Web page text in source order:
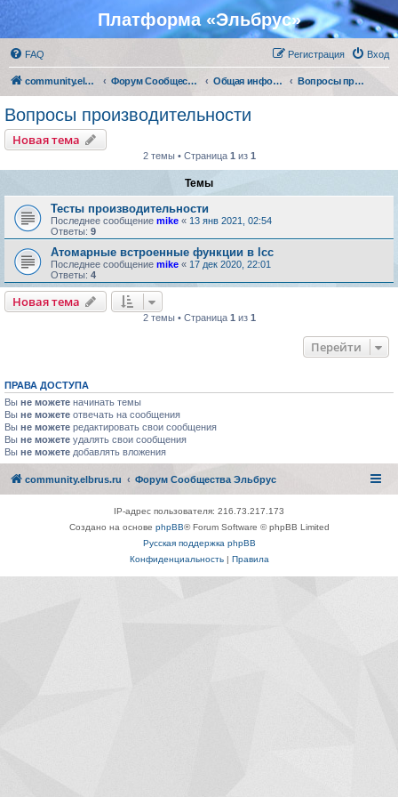
Платформа «Эльбрус»
FAQ Вход
Регистрация
community.elbrus.ru Форум Сообщества Эльбрус Общая информация о платформах Эльбрус и МЦСТ-R Вопросы производительности
Вопросы производительности
Новая тема
2 темы • Страница 1 из 1
Темы
Тесты производительности
Последнее сообщение mike « 13 янв 2021, 02:54
Ответы: 9
Атомарные встроенные функции в lcc
Последнее сообщение mike « 17 дек 2020, 22:01
Ответы: 4
Новая тема
2 темы • Страница 1 из 1
Перейти
ПРАВА ДОСТУПА
Вы не можете начинать темы
Вы не можете отвечать на сообщения
Вы не можете редактировать свои сообщения
Вы не можете удалять свои сообщения
Вы не можете добавлять вложения
community.elbrus.ru Форум Сообщества Эльбрус
IP-адрес пользователя: 216.73.217.173
Создано на основе phpBB® Forum Software © phpBB Limited
Русская поддержка phpBB
Конфиденциальность| Правила